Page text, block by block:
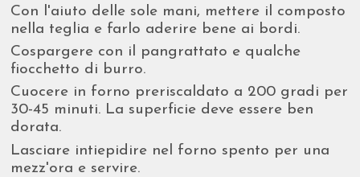
Con l'aiuto delle sole mani, mettere il composto
nella teglia e farlo aderire bene ai bordi.
Cospargere con il pangrattato e qualche
fiocchetto di burro.
Cuocere in forno preriscaldato a 200 gradi per
30-45 minuti. La superficie deve essere ben
dorata.
Lasciare intiepidire nel forno spento per una
mezz'ora e servire.